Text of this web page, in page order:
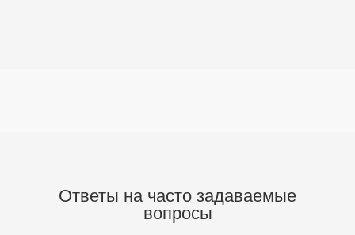
Ответы на часто задаваемые
вопросы